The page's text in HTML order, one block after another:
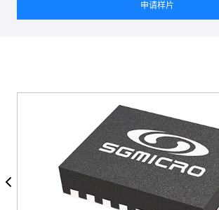
申请样片